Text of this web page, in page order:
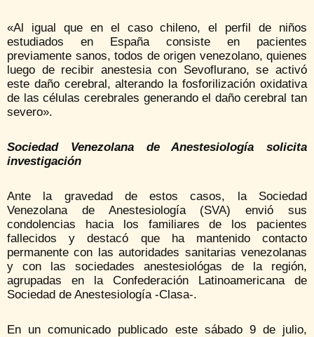
«Al igual que en el caso chileno, el perfil de niños
estudiados en España consiste en pacientes
previamente sanos, todos de origen venezolano, quienes
luego de recibir anestesia con Sevoflurano, se activó
este daño cerebral, alterando la fosforilización oxidativa
de las células cerebrales generando el daño cerebral tan
severo».
Sociedad Venezolana de Anestesiología solicita
investigación
Ante la gravedad de estos casos, la Sociedad
Venezolana de Anestesiología (SVA) envió sus
condolencias hacia los familiares de los pacientes
fallecidos y destacó que ha mantenido contacto
permanente con las autoridades sanitarias venezolanas
y con las sociedades anestesiológas de la región,
agrupadas en la Confederación Latinoamericana de
Sociedad de Anestesiología -Clasa-.
En un comunicado publicado este sábado 9 de julio,